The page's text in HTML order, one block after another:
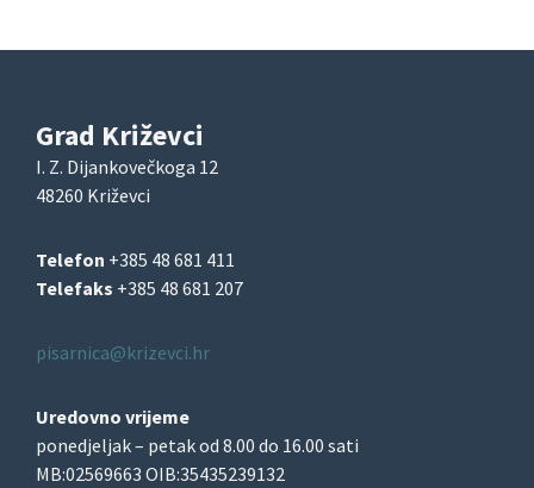
Grad Križevci
I. Z. Dijankovečkoga 12
48260 Križevci
Telefon +385 48 681 411
Telefaks +385 48 681 207
pisarnica@krizevci.hr
Uredovno vrijeme
ponedjeljak – petak od 8.00 do 16.00 sati
MB:02569663 OIB:35435239132